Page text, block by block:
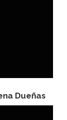
Dueñas